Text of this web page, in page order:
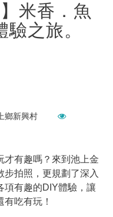
米香．魚
之旅。
鄉新興村
才有趣嗎？來到池上金
拍照，更規劃了深入
項有趣的DIY體驗，讓
吃有玩！